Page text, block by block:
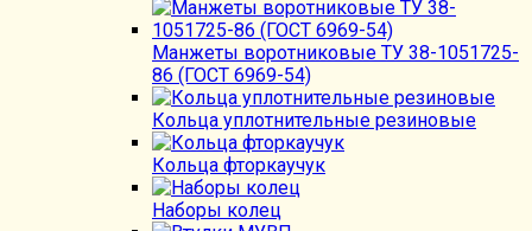
Манжеты воротниковые ТУ 38-1051725-
86 (ГОСТ 6969-54)
Кольца уплотнительные резиновые
Кольца фторкаучук
Наборы колец